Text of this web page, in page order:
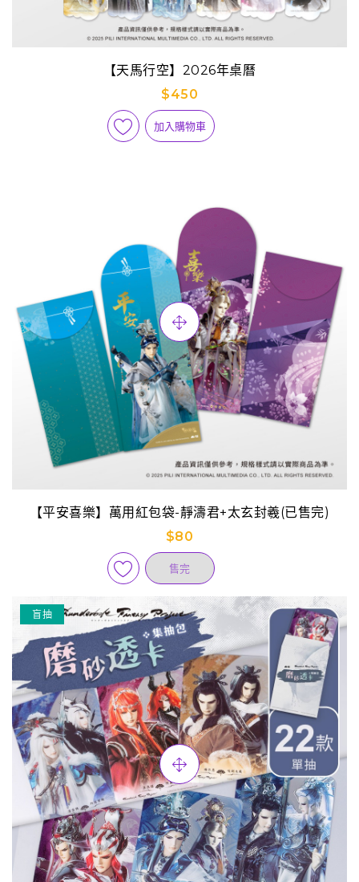
【天馬行空】2026年桌曆
$450
加入購物車
【平安喜樂】萬用紅包袋-靜濤君+太玄封羲(已售完)
$80
售完
盲抽